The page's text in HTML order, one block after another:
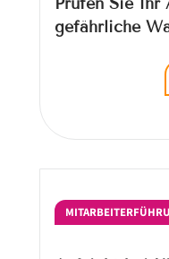
gefährliche